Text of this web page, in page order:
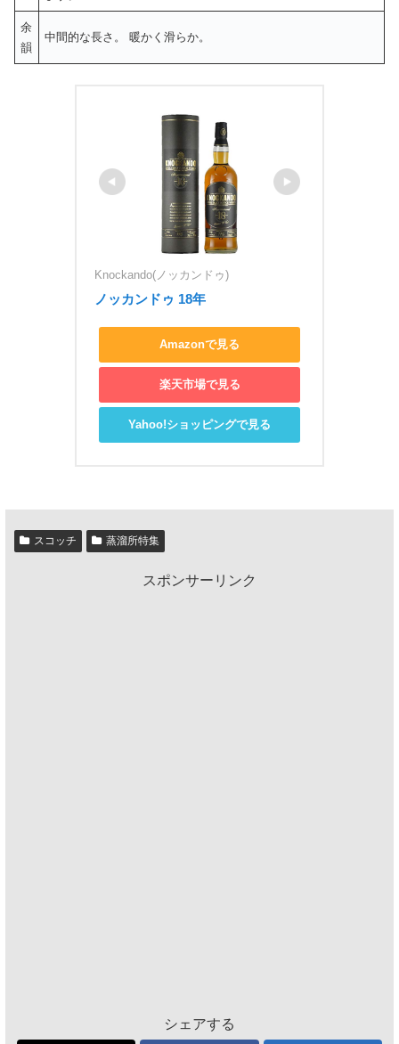
余
韻
中間的な長さ。 暖かく滑らか。
Knockando(ノッカンドゥ)
ノッカンドゥ 18年
Amazonで見る
楽天市場で見る
Yahoo!ショッピングで見る
スコッチ 蒸溜所特集
スポンサーリンク
シェアする